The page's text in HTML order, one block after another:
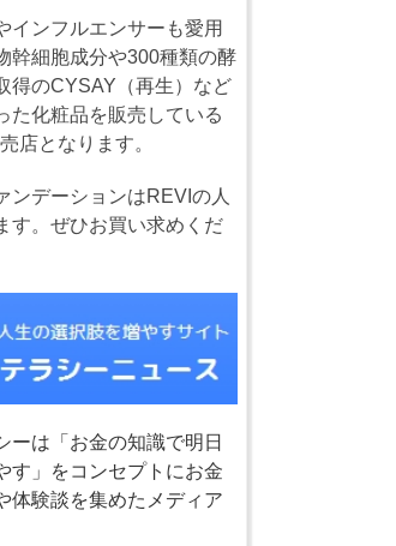
インフルエンサーも愛用
幹細胞成分や300種類の酵
得のCYSAY（再生）など
た化粧品を販売している
店となります。
ンデーションはREVIの人
す。ぜひお買い求めくだ
ーは「お金の知識で明日
す」をコンセプトにお金
体験談を集めたメディア